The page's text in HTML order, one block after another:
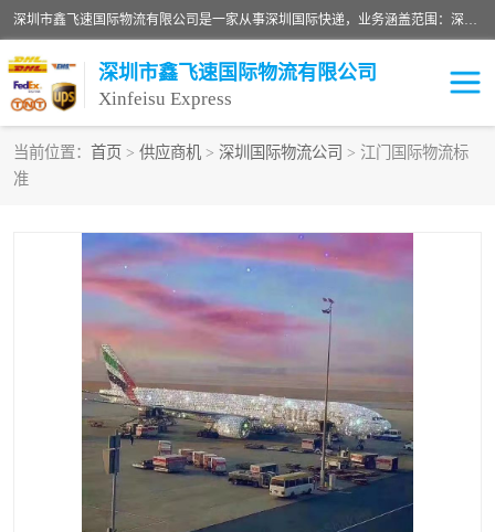
深圳市鑫飞速国际物流有限公司是一家从事深圳国际快递，业务涵盖范围：深圳DHL国际快递、深圳国际快递公司、深圳国际物流公司、深圳国际快递、深圳DHL国际快递电话可拨打全国服务热线：15019287411。欢迎各位亲来人来电到我司洽谈合作。
深圳市鑫飞速国际物流有限公司
Xinfeisu Express
当前位置： 首页 > 供应商机 > 深圳国际物流公司 > 江门国际物流标
准
俄罗斯快递 巴西快递
深圳DHL国际快递 伊朗快递
UPS国际快递 深圳国际快递公司
深圳国际物流公司 深圳国际快递电话
DHL国际快递电话 深圳国际快递
新能源电池出口物流